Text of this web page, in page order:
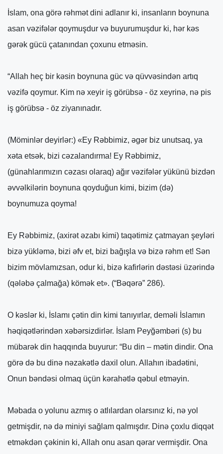
İslam, ona görə rəhmət dini adlanır ki, insanların boynuna
asan vəzifələr qoymuşdur və buyurumuşdur ki, hər kəs
gərək gücü çatanından çoxunu etməsin.
“Allah heç bir kəsin boynuna güc və qüvvəsindən artıq
vəzifə qoymur. Kim nə xeyir iş görübsə - öz xeyrinə, nə pis
iş görübsə - öz ziyanınadır.
(Möminlər deyirlər:) «Ey Rəbbimiz, əgər biz unutsaq, ya
xəta etsək, bizi cəzalandırma! Ey Rəbbimiz,
(günahlarımızın cəzası olaraq) ağır vəzifələr yükünü bizdən
əvvəlkilərin boynuna qoyduğun kimi, bizim (də)
boynumuza qoyma!
Ey Rəbbimiz, (axirət əzabı kimi) taqətimiz çatmayan şeyləri
bizə yükləmə, bizi əfv et, bizi bağışla və bizə rəhm et! Sən
bizim mövlamızsan, odur ki, bizə kafirlərin dəstəsi üzərində
(qələbə çalmağa) kömək et». (“Bəqərə” 286).
O kəslər ki, İslamı çətin din kimi tanıyırlar, deməli İslamın
həqiqətlərindən xəbərsizdirlər. İslam Peyğəmbəri (s) bu
mübarək din haqqında buyurur: “Bu din – mətin dindir. Ona
görə də bu dinə nəzakətlə daxil olun. Allahın ibadətini,
Onun bəndəsi olmaq üçün kərahətlə qəbul etməyin.
Məbada o yolunu azmış o atlılardan olarsınız ki, nə yol
getmişdir, nə də miniyi sağlam qalmışdır. Dinə çoxlu diqqət
etməkdən çəkinin ki, Allah onu asan qərar vermişdir. Ona